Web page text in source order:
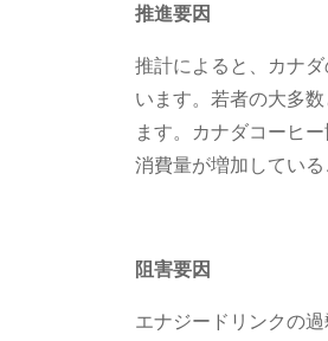
推進要因
推計によると、カナ
います。若者の大多
ます。カナダコーヒ
消費量が増加してい
阻害要因
エナジードリンクの